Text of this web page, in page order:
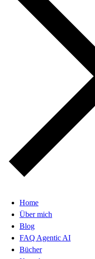
Home
Über mich
Blog
FAQ Agentic AI
Bücher